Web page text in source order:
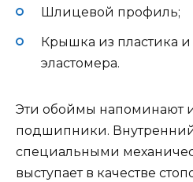
Шлицевой профиль;
Крышка из пластика
эластомера.
Эти обоймы напоминают
подшипники.
специальными
выступает в качестве